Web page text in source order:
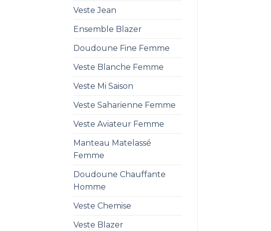
Veste Jean
Ensemble Blazer
Doudoune Fine Femme
Veste Blanche Femme
Veste Mi Saison
Veste Saharienne Femme
Veste Aviateur Femme
Manteau Matelassé
Femme
Doudoune Chauffante
Homme
Veste Chemise
Veste Blazer